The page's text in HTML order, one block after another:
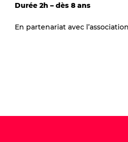
Durée 2h – dès 8 ans
En partenariat avec